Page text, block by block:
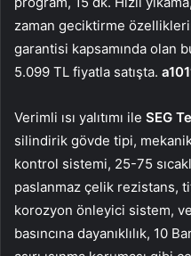
zaman geciktirme
garantisi kapsamında olan
5.099 TL fiyatla satışta.
Verimli ısı yalıtımı ile SEG
silindirik gövde tipi,
kontrol sistemi, 25-75
paslanmaz çelik rezistans,
korozyon önleyici sistem,
basıncına dayanıklılık, 10